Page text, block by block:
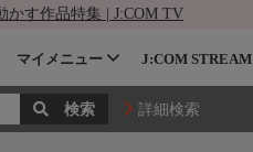
かす作品特集 | J:COM TV
マイメニュー J:COM STREAM
詳細検索